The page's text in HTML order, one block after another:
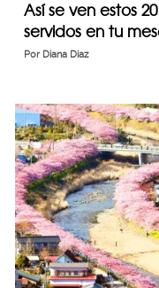
Así se ven estos
servidos en tu
Por Diana Diaz